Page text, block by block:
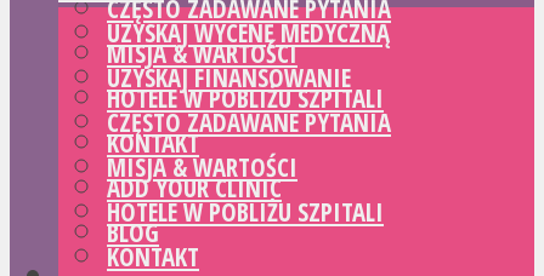
CZĘSTO ZADAWANE PYTANIA
MISJA & WARTOŚCI
HOTELE W POBLIŻU SZPITALI
KONTAKT
ADD YOUR CLINIC
BLOG
UZYSKAJ WYCENĘ MEDYCZNĄ
UZYSKAJ FINANSOWANIE
CZĘSTO ZADAWANE PYTANIA
MISJA & WARTOŚCI
HOTELE W POBLIŻU SZPITALI
KONTAKT